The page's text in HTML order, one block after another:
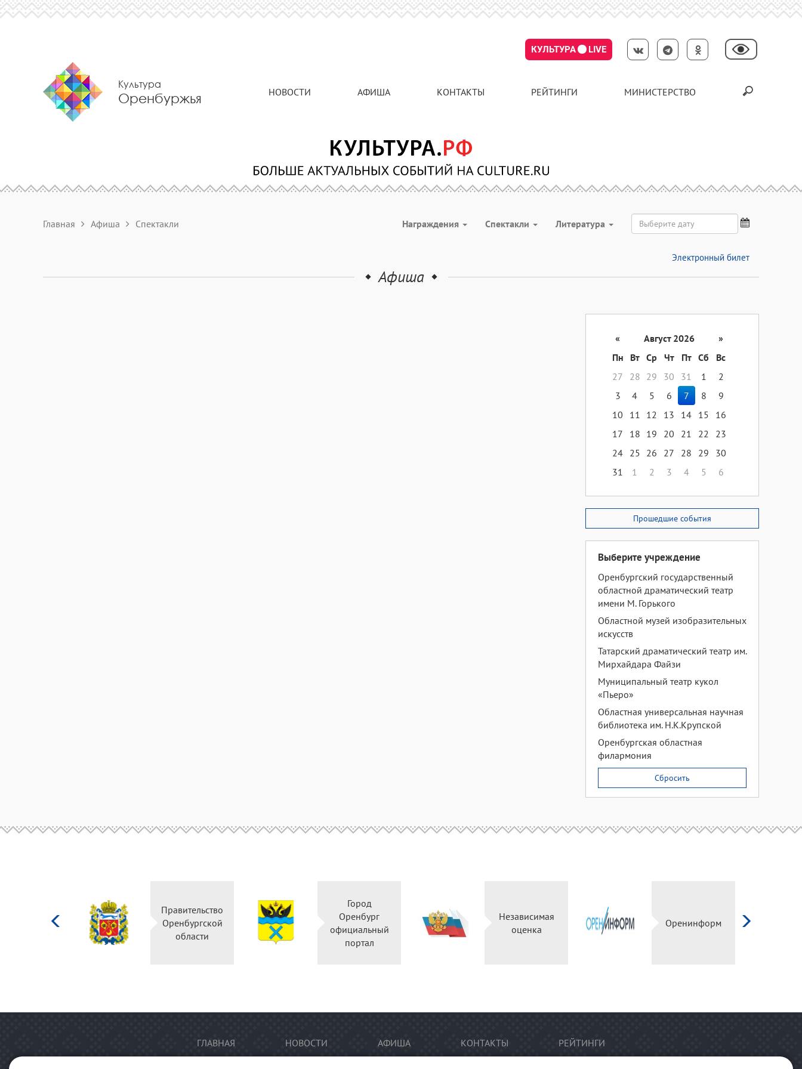
КУЛЬТУРА LIVE
Культура
Оренбуржья НОВОСТИ АФИША КОНТАКТЫ РЕЙТИНГИ МИНИСТЕРСТВО
Главная Афиша Спектакли Награждения Спектакли Литература
Электронный билет
Афиша
« Август 2026
»
Пн
Вт Ср Чт Пт Сб
Вс
27
28 29 30 31 1
2
3
4 5 6 7 8
9
10
11 12 13 14 15
16
17
18 19 20 21 22
23
24 25 26 27 28 29
30
31
1 2 3 4 5 6
Прошедшие события
Выберите учреждение
Оренбургский государственный
областной драматический театр
имени М. Горького
Областной музей изобразительных
искусств
Татарский драматический театр им.
Мирхайдара Файзи
Муниципальный театр кукол
«Пьеро»
Областная универсальная научная
библиотека им. Н.К.Крупской
Оренбургская областная
филармония
Сбросить
Правительство
Оренбургской
области
Город
Оренбург
официальный
портал
Независимая
оценка
Оренинформ
ГЛАВНАЯ НОВОСТИ АФИША КОНТАКТЫ РЕЙТИНГИ